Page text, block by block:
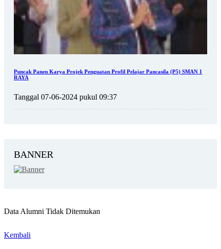
Puncak Panen Karya Projek Penguatan Profil Pelajar Pancasila (P5) SMAN 1
RAYA
Tanggal 07-06-2024 pukul 09:37
BANNER
Data Alumni Tidak Ditemukan
Kembali